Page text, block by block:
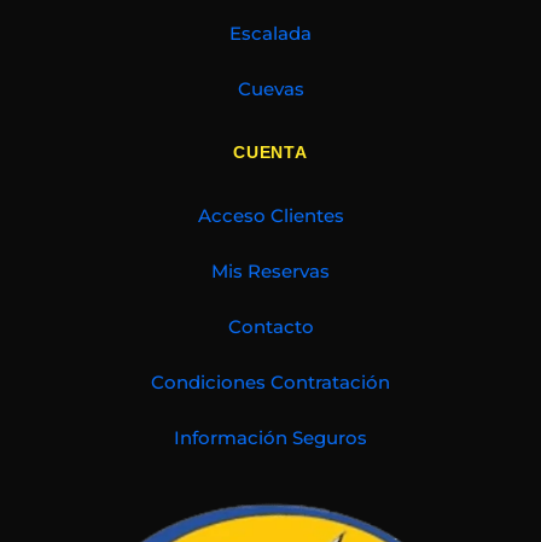
Escalada
Cuevas
CUENTA
Acceso Clientes
Mis Reservas
Contacto
Condiciones Contratación
Información Seguros